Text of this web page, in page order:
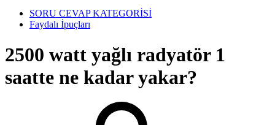
SORU CEVAP KATEGORİSİ
Faydalı İpuçları
2500 watt yağlı radyatör 1
saatte ne kadar yakar?